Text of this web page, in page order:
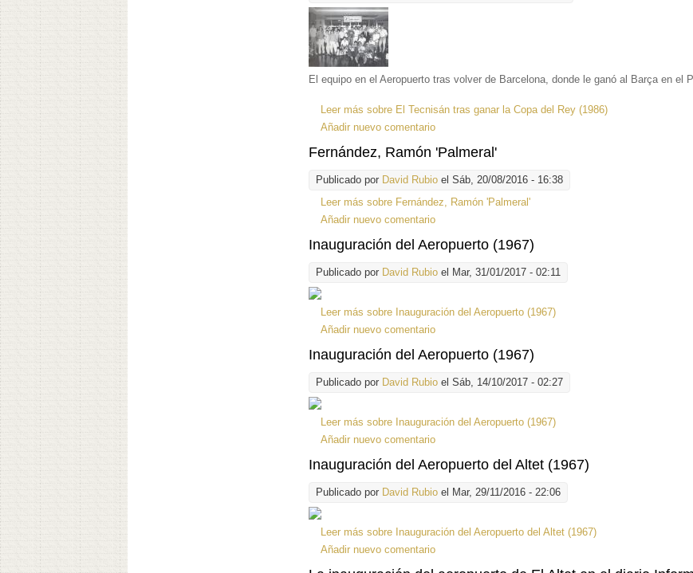
El equipo en el Aeropuerto tras volver de Barcelona, donde le ganó al Barça en el
Leer más sobre El Tecnisán tras ganar la Copa del Rey (1986)
Añadir nuevo comentario
Fernández, Ramón 'Palmeral'
Publicado por David Rubio el Sáb, 20/08/2016 - 16:38
Leer más sobre Fernández, Ramón 'Palmeral'
Añadir nuevo comentario
Inauguración del Aeropuerto (1967)
Publicado por David Rubio el Mar, 31/01/2017 - 02:11
Leer más sobre Inauguración del Aeropuerto (1967)
Añadir nuevo comentario
Inauguración del Aeropuerto (1967)
Publicado por David Rubio el Sáb, 14/10/2017 - 02:27
Leer más sobre Inauguración del Aeropuerto (1967)
Añadir nuevo comentario
Inauguración del Aeropuerto del Altet (1967)
Publicado por David Rubio el Mar, 29/11/2016 - 22:06
Leer más sobre Inauguración del Aeropuerto del Altet (1967)
Añadir nuevo comentario